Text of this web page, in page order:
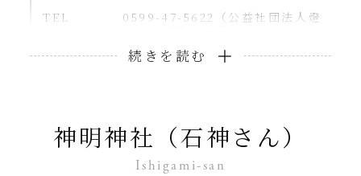
TEL
0599-47-5622（公益社団法人燈
3月～10月 9:00～16:30（土日
※ただし、荒天の場合や業務の都
合により参観を中止または参観時
間を変更することがあります
神明神社（石神さん）
Ishigami-san